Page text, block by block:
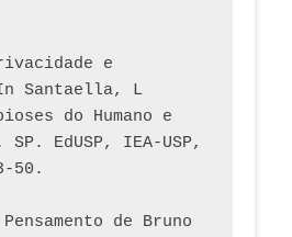
e
Santaella, L
do Humano e
EdUSP, IEA-USP,
50.
de Bruno